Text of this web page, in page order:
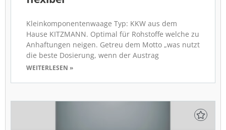
Kleinkomponentenwaage Typ: KKW aus dem
Hause KITZMANN. Optimal für Rohstoffe welche zu
Anhaftungen neigen. Getreu dem Motto „was nutzt
die beste Dosierung, wenn der Austrag
WEITERLESEN »